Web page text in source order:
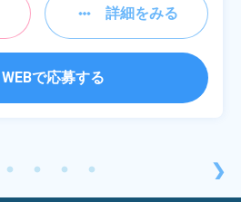
詳細をみる
WEBで応募する
❯